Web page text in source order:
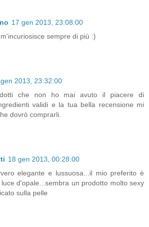
17 gen 2013, 23:08:00
sempre di più :)
2013, 23:32:00
che non ho mai avuto il piacere di
validi e la tua bella recensione mi
dovrò comprarli.
18 gen 2013, 00:28:00
elegante e lussuosa...il mio preferito è
d'opale...sembra un prodotto molto sexy
sulla pelle